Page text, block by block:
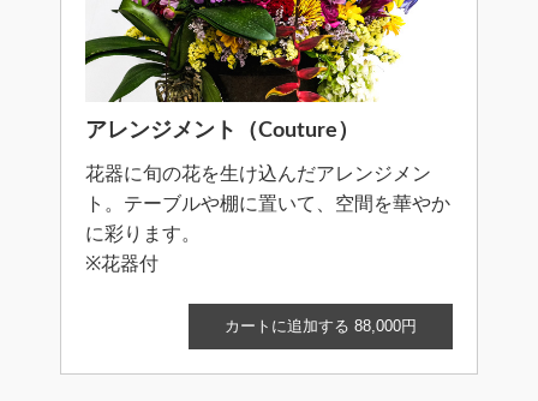
アレンジメント（Couture）
花器に旬の花を生け込んだアレンジメン
ト。テーブルや棚に置いて、空間を華やか
に彩ります。
※花器付
カートに追加する 88,000円